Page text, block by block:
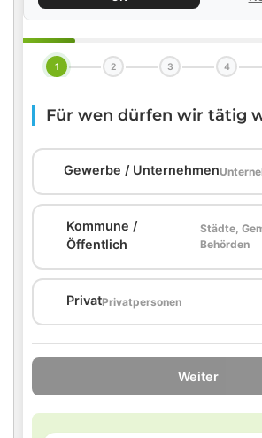
1 2 3 4
Für wen dürfen wir tätig
Gewerbe / Unternehmen
Kommune /
Öffentlich
Städte,
Behörden
PrivatPrivatpersonen
Weiter